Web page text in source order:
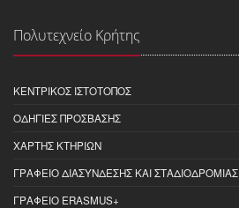
Πολυτεχνείο Κρήτης
ΚΕΝΤΡΙΚΌΣ ΙΣΤΌΤΟΠΟΣ
ΟΔΗΓΊΕΣ ΠΡΌΣΒΑΣΗΣ
ΧΆΡΤΗΣ ΚΤΗΡΊΩΝ
ΓΡΑΦΕΊΟ ΔΙΑΣΎΝΔΕΣΗΣ ΚΑΙ ΣΤΑΔΙΟΔΡΟΜΊΑΣ
ΓΡΑΦΕΊΟ ERASMUS+